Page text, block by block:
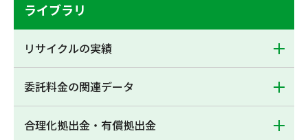
ライブラリ
リサイクルの実績
委託料金の関連データ
合理化拠出金・有償拠出金